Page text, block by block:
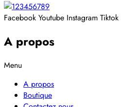
Facebook Youtube Instagram Tiktok
A propos
Menu
A propos
Boutique